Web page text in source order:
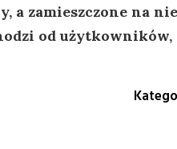
zamieszczone na
od użytkowników,